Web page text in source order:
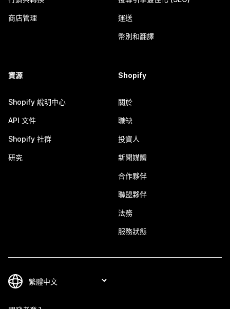
商店管理 運送
幣別和翻譯
資源
Shopify 說明中心
API 文件
Shopify 社群
研究
Shopify
關於
職缺
投資人
新聞媒體
合作夥伴
聯盟夥伴
法務
服務狀態